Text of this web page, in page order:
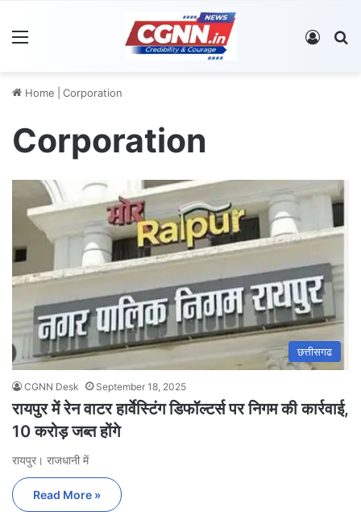
Log In
Home Corporation
Corporation
छत्तीसगढ
CGNN Desk September 18, 2025
रायपुर में रेन वाटर हार्वेस्टिंग डिफॉल्टर्स पर निगम की कार्रवाई,
10 करोड़ जब्त होंगे
रायपुर। राजधानी में
Read More »